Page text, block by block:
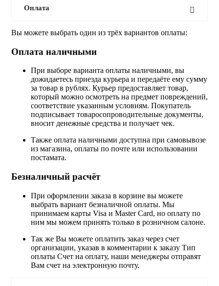
Оплата
Вы можете выбрать один из трёх вариантов оплаты:
Оплата наличными
При выборе варианта оплаты наличными, вы
дожидаетесь приезда курьера и передаёте ему сумму
за товар в рублях. Курьер предоставляет товар,
который можно осмотреть на предмет повреждений,
соответствие указанным условиям. Покупатель
подписывает товаросопроводительные документы,
вносит денежные средства и получает чек.
Также оплата наличными доступна при самовывозе
из магазина, оплаты по почте или использовании
постамата.
Безналичный расчёт
При оформлении заказа в корзине вы можете
выбрать вариант безналичной оплаты. Мы
принимаем карты Visa и Master Card, но оплату по
ним мы можем принять только в розничном салоне.
Так же Вы можете оплатить заказ через счет
организации, указав в комментарии к заказу Тип
оплаты Счет на оплату, наши менеджеры отправят
Вам счет на электронную почту.